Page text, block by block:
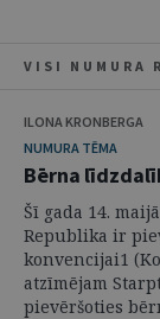
VISI NUMURA
ILONA KRONBERGA
NUMURA TĒMA
Bērna
Šī gada 14.
Republika ir
konvencijai1
atzīmējam
pievēršoties